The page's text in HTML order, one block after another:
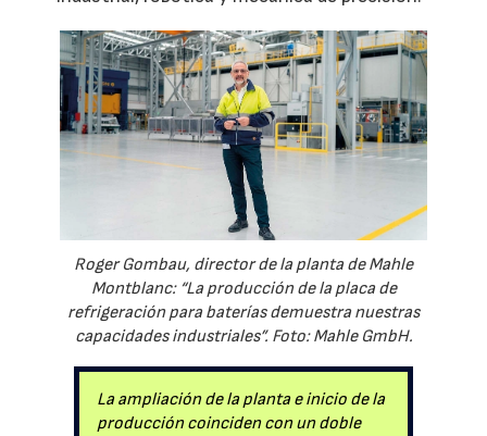
Roger Gombau, director de la planta de Mahle
Montblanc: “La producción de la placa de
refrigeración para baterías demuestra nuestras
capacidades industriales”. Foto: Mahle GmbH.
La ampliación de la planta e inicio de la
producción coinciden con un doble